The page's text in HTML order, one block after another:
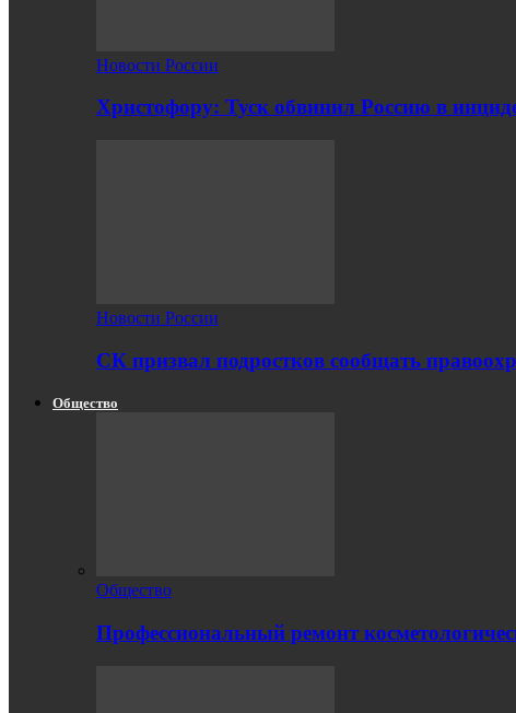
Новости России
Христофору: Туск обвинил Россию в
Новости России
СК призвал подростков сообщать
Общество
Общество
Профессиональный ремонт